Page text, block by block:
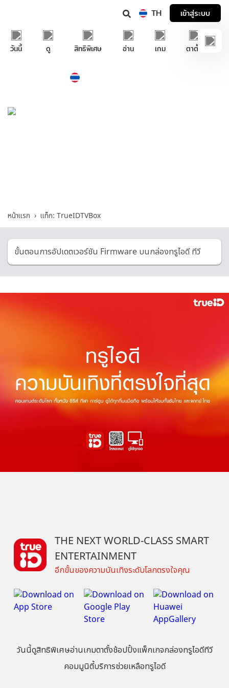
TH เข้าสู่ระบบ
วันนี้ ดู สิทธิพิเศษ อ่าน เกม ตาตั้ง
หน้าแรก แท็ก: TrueIDTVBox
ขั้นตอนการอัปเดตเวอร์ชัน Firmware บนกล่องทรูไอดี ทีวี
THE NEXT WORLD-CLASS SMART
ENTERTAINMENT
อีกขั้นของความบันเทิงระดับโลกตรงใจคุณ
วันนี้ดูสิทธิพิเศษอ่านเกมตาตั้งช้อปปิ้งแพ็กเกจกล่องทรูไอดีทีวี
คอมมูนิตี้บริการช่วยเหลือทรูไอดี